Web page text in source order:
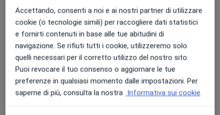
Lombalgia Contrattura
Scoliosi
Mal di testa (cefalea)
Malattia di dupuytren
Presso questo indirizzo visito
Adulti
Bambini a partire da 3 anni (Solo in alcuni indirizzi)
Accettando, consenti a noi e ai nostri partner di utilizzare
cookie (o tecnologie simili) per raccogliere dati statistici
e fornirti contenuti in base alle tue abitudini di
navigazione. Se rifiuti tutti i cookie, utilizzeremo solo
quelli necessari per il corretto utilizzo del nostro sito.
Puoi revocare il tuo consenso o aggiornare le tue
preferenze in qualsiasi momento dalle impostazioni. Per
saperne di più, consulta la nostra Informativa sui cookie